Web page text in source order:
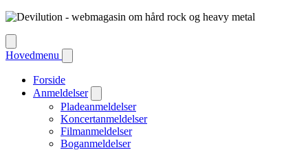
Hovedmenu
Forside
Anmeldelser
Pladeanmeldelser
Koncertanmeldelser
Filmanmeldelser
Boganmeldelser